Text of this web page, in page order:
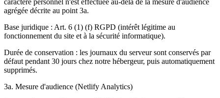
agrégée décrite au point 3a.
Base juridique : Art. 6 (1) (f) RGPD (intérêt légitime au
fonctionnement du site et à la sécurité informatique).
Durée de conservation : les journaux du serveur sont conservés par
défaut pendant 30 jours chez notre hébergeur, puis automatiquement
supprimés.
3a. Mesure d'audience (Netlify Analytics)